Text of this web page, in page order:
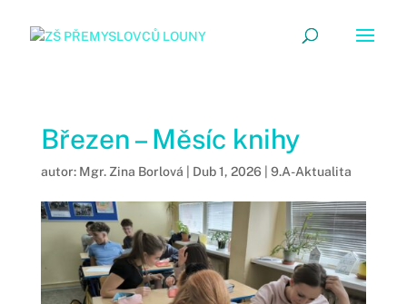
Březen – Měsíc knihy
autor: Mgr. Zina Borlová Dub 1, 2026| 9.A-Aktualita